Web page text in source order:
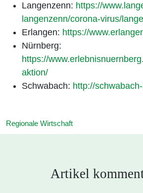
Langenzenn: https://
langenzenn/corona-virus/
Erlangen: https://
Nürnberg:
https://
aktion/
Schwabach: http://
Regionale Wirtschaft
Artikel